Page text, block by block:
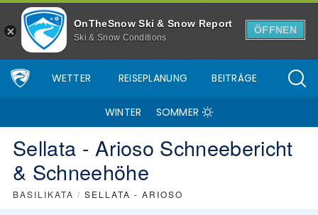
OnTheSnow Ski & Snow Report
Ski & Snow Conditions
ÖFFNEN
WETTER REISEPLANUNG BEITRÄGE
WINTER SOMMER
Sellata - Arioso Schneebericht
& Schneehöhe
BASILIKATA / SELLATA - ARIOSO